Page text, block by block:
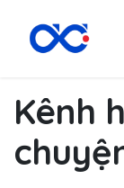
Kênh